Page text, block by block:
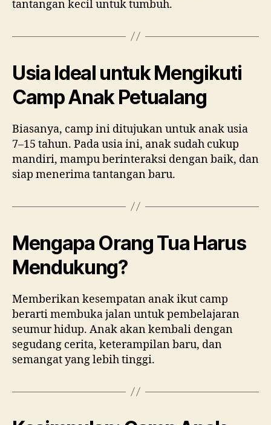
tantangan kecil untuk tumbuh.
Usia Ideal untuk Mengikuti
Camp Anak Petualang
Biasanya, camp ini ditujukan untuk anak usia
7–15 tahun. Pada usia ini, anak sudah cukup
mandiri, mampu berinteraksi dengan baik, dan
siap menerima tantangan baru.
Mengapa Orang Tua Harus
Mendukung?
Memberikan kesempatan anak ikut camp
berarti membuka jalan untuk pembelajaran
seumur hidup. Anak akan kembali dengan
segudang cerita, keterampilan baru, dan
semangat yang lebih tinggi.